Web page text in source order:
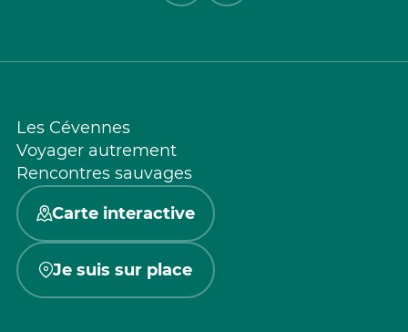
Les Cévennes
Voyager autrement
Rencontres sauvages
Carte interactive
Je suis sur place